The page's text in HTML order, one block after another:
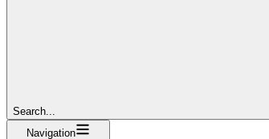
Search...
Navigation